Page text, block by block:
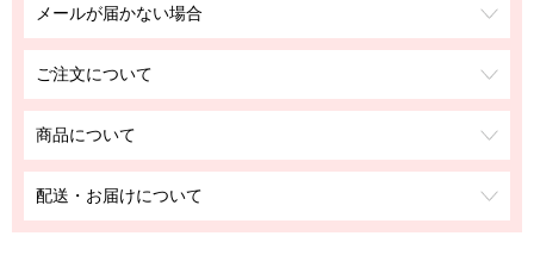
メールが届かない場合
ご注文について
商品について
配送・お届けについて